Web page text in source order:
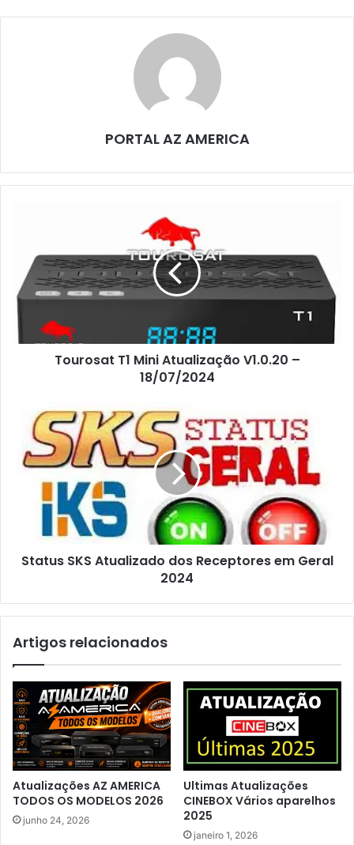
PORTAL AZ AMERICA
Tourosat T1 Mini Atualização V1.0.20 –
18/07/2024
Status SKS Atualizado dos Receptores em Geral
2024
Artigos relacionados
Atualizações AZ AMERICA
TODOS OS MODELOS 2026
junho 24, 2026
Ultimas Atualizações
CINEBOX Vários aparelhos
2025
janeiro 1, 2026